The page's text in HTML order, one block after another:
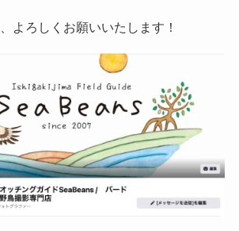
よろしくお願いいたします！